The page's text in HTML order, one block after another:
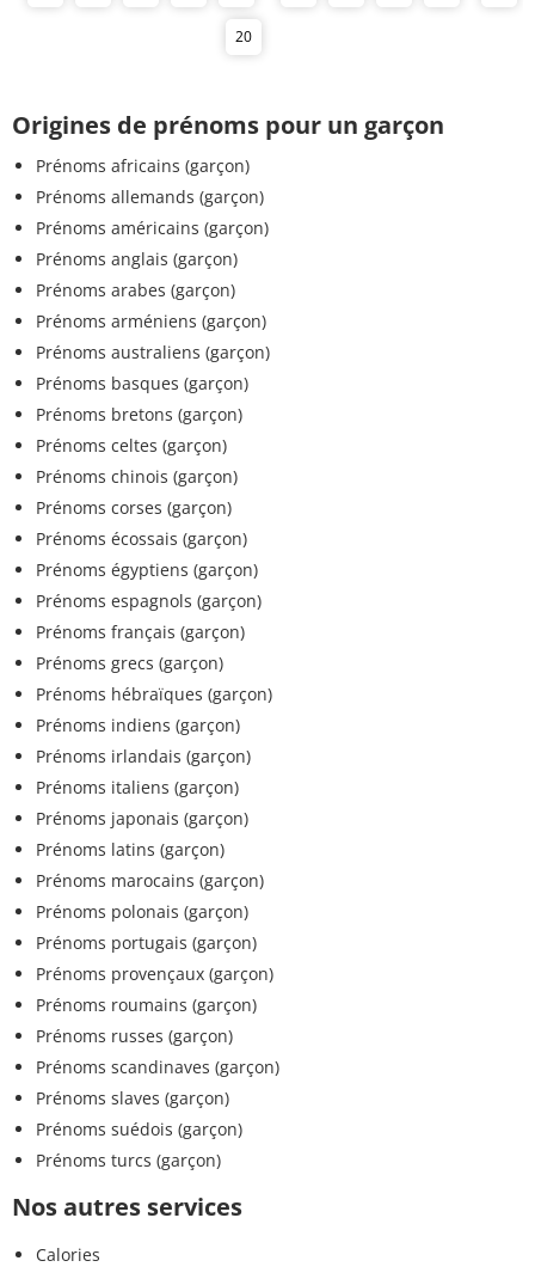
20
Origines de prénoms pour un garçon
Prénoms africains (garçon)
Prénoms allemands (garçon)
Prénoms américains (garçon)
Prénoms anglais (garçon)
Prénoms arabes (garçon)
Prénoms arméniens (garçon)
Prénoms australiens (garçon)
Prénoms basques (garçon)
Prénoms bretons (garçon)
Prénoms celtes (garçon)
Prénoms chinois (garçon)
Prénoms corses (garçon)
Prénoms écossais (garçon)
Prénoms égyptiens (garçon)
Prénoms espagnols (garçon)
Prénoms français (garçon)
Prénoms grecs (garçon)
Prénoms hébraïques (garçon)
Prénoms indiens (garçon)
Prénoms irlandais (garçon)
Prénoms italiens (garçon)
Prénoms japonais (garçon)
Prénoms latins (garçon)
Prénoms marocains (garçon)
Prénoms polonais (garçon)
Prénoms portugais (garçon)
Prénoms provençaux (garçon)
Prénoms roumains (garçon)
Prénoms russes (garçon)
Prénoms scandinaves (garçon)
Prénoms slaves (garçon)
Prénoms suédois (garçon)
Prénoms turcs (garçon)
Nos autres services
Calories